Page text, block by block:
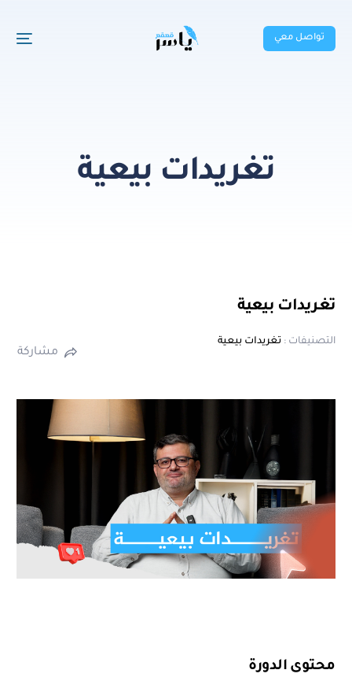
تواصل معي
تغريدات بيعية
تغريدات بيعية
التصنيفات : تغريدات بيعية
مشاركة
محتوى الدورة